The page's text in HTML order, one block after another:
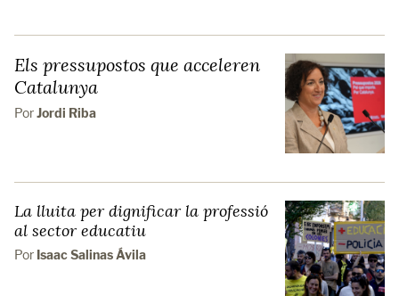
Els pressupostos que acceleren
Catalunya
PorJordi Riba
La lluita per dignificar la professió
al sector educatiu
Por Isaac Salinas Ávila